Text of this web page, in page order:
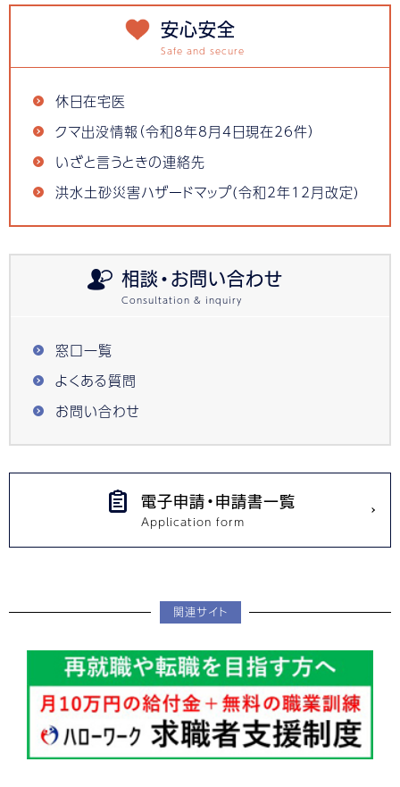
安心安全
休日在宅医
クマ出没情報（令和8年8月4日現在26件）
いざと言うときの連絡先
洪水土砂災害ハザードマップ(令和2年12月改定)
相談・お問い合わせ
窓口一覧
よくある質問
お問い合わせ
電子申請・申請書一覧
関連サイト